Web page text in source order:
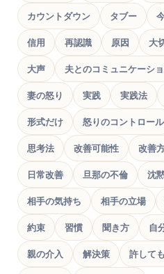
カウントダウン タブー
信用 再認識 原因 大
大声 夫とのコミュニケーシ
妻の怒り 実践 実践法
形式だけ 怒りのコントロール
思考法 改善可能性 改善
日常改善 旦那の不倫 沈
相手の気持ち 相手の立場
約束 習慣 聞き方 自
親の介入 解決策 許して